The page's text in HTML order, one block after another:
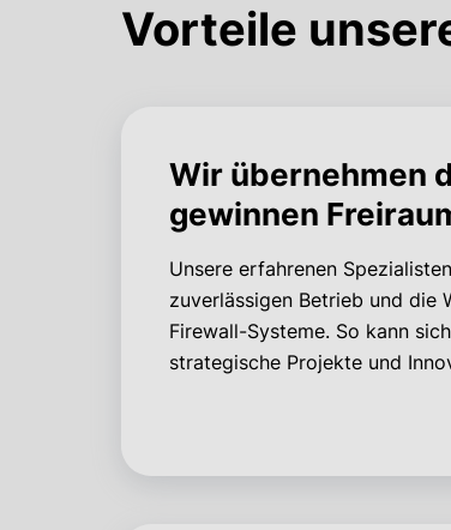
Vorteile
Wir übernehmen
gewinnen
Unsere erfahrenen
zuverlässigen Betrieb und die
Firewall-Systeme. So kann
strategische Projekte und